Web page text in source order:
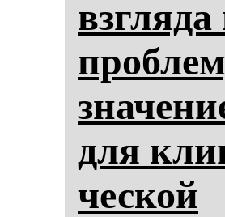
взгля­да
для
чес­кой